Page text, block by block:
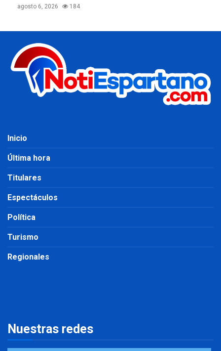
agosto 6, 2026 184
Inicio
Última hora
Titulares
Espectáculos
Política
Turismo
Regionales
Nuestras redes